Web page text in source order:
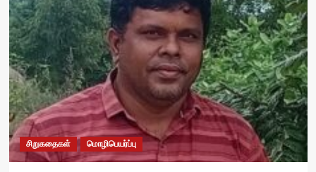
சிறுகதைகள் மொழிபெயர்ப்பு